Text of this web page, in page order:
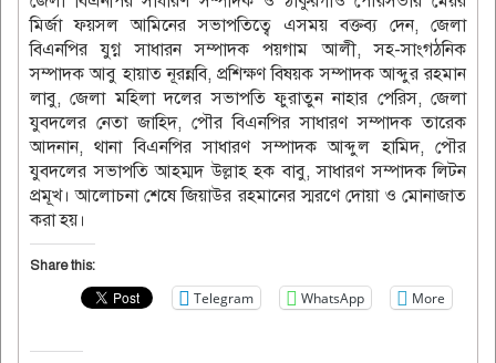
মির্জা ফয়সল আমিনের সভাপতিত্বে এসময় বক্তব্য দেন, জেলা
বিএনপির যুগ্ন সাধারন সম্পাদক পয়গাম আলী, সহ-সাংগঠনিক
সম্পাদক আবু হায়াত নূরন্নবি, প্রশিক্ষণ বিষয়ক সম্পাদক আব্দুর রহমান
লাবু, জেলা মহিলা দলের সভাপতি ফুরাতুন নাহার পেরিস, জেলা
যুবদলের নেতা জাহিদ, পৌর বিএনপির সাধারণ সম্পাদক তারেক
আদনান, থানা বিএনপির সাধারণ সম্পাদক আব্দুল হামিদ, পৌর
যুবদলের সভাপতি আহম্মদ উল্লাহ হক বাবু, সাধারণ সম্পাদক লিটন
প্রমূখ। আলোচনা শেষে জিয়াউর রহমানের স্মরণে দোয়া ও মোনাজাত
করা হয়।
Share this:
Telegram WhatsApp More